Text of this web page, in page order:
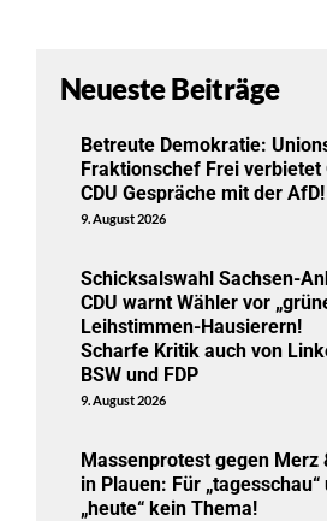
Neueste Beiträge
Betreute Demokratie:
Fraktionschef Frei verbietet
CDU Gespräche mit der AfD!
9. August 2026
Schicksalswahl Sachsen-
CDU warnt Wähler vor
Leihstimmen-Hausierern!
Scharfe Kritik auch von
BSW und FDP
9. August 2026
Massenprotest gegen Merz
in Plauen: Für „tagesschau“
„heute“ kein Thema!